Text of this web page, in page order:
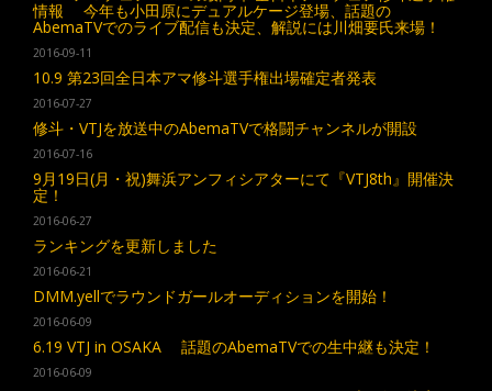
情報 今年も小田原にデュアルケージ登場、話題の
AbemaTVでのライブ配信も決定、解説には川畑要氏来場！
2016-09-11
10.9 第23回全日本アマ修斗選手権出場確定者発表
2016-07-27
修斗・VTJを放送中のAbemaTVで格闘チャンネルが開設
2016-07-16
9月19日(月・祝)舞浜アンフィシアターにて『VTJ8th』開催決
定！
2016-06-27
ランキングを更新しました
2016-06-21
DMM.yellでラウンドガールオーディションを開始！
2016-06-09
6.19 VTJ in OSAKA 話題のAbemaTVでの生中継も決定！
2016-06-09